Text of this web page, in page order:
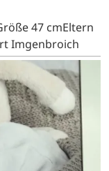
47 cmEltern
Imgenbroich